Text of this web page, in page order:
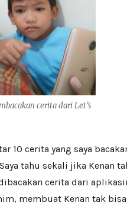
cerita dari Let’s
10 cerita yang saya
tahu sekali jika Kenan
cerita dari
membuat Kenan tak